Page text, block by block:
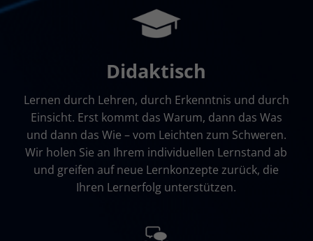
Didaktisch
Lernen durch Lehren, durch Erkenntnis und durch
Einsicht. Erst kommt das Warum, dann das Was
und dann das Wie – vom Leichten zum Schweren.
Wir holen Sie an Ihrem individuellen Lernstand ab
und greifen auf neue Lernkonzepte zurück, die
Ihren Lernerfolg unterstützen.